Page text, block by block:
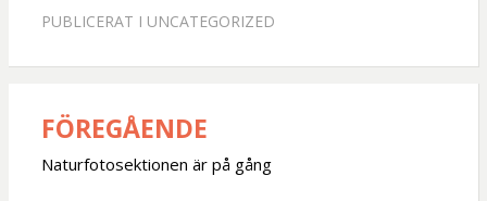
PUBLICERAT I UNCATEGORIZED
Inläggsnavigering
FÖREGÅENDE
Naturfotosektionen är på gång